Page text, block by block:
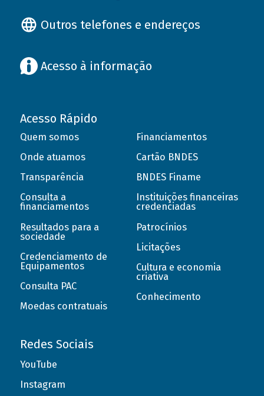
Outros telefones e endereços
Acesso à informação
Acesso Rápido
Quem somos
Onde atuamos
Transparência
Consulta a
financiamentos
Resultados para a
sociedade
Credenciamento de
Equipamentos
Consulta PAC
Moedas contratuais
Financiamentos
Cartão BNDES
BNDES Finame
Instituições financeiras
credenciadas
Patrocínios
Licitações
Cultura e economia
criativa
Conhecimento
Redes Sociais
YouTube
Instagram